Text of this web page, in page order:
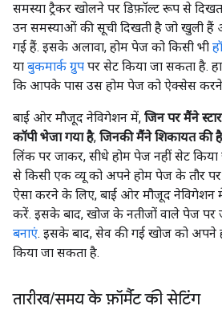
समस्या ट्रैकर खोलने पर डिफ़ॉल्ट रूप से
उन समस्याओं की सूची दिखती है जो खुली
गई हैं. इसके अलावा, होम पेज को किसी भी
या बुकमार्क ग्रुप पर सेट किया जा सकता है.
कि आपके पास उस होम पेज को ऐक्सेस करने
बाईं ओर मौजूद नेविगेशन में, जिन पर मैंने
कॉपी भेजा गया है, जिनकी मैंने शिकायत की है
लिंक पर जाकर, सीधे होम पेज नहीं सेट किया
से किसी एक व्यू को अपने होम पेज के तौर
ऐसा करने के लिए, बाईं ओर मौजूद नेविगेशन
करें. इसके बाद, खोज के नतीजों वाले पेज पर
बनाएं. इसके बाद, सेव की गई खोज को अपने
किया जा सकता है.
तारीख/समय के फ़ॉर्मैट की सेटिंग